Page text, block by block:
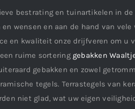
bestrating en tuinartikelen in de
wensen en aan de hand van
en kwaliteit onze drijfveren om u
ruime sortering gebakken
gebakken en zowel
tegels. Terrastegels van
niet glad, wat uw eigen